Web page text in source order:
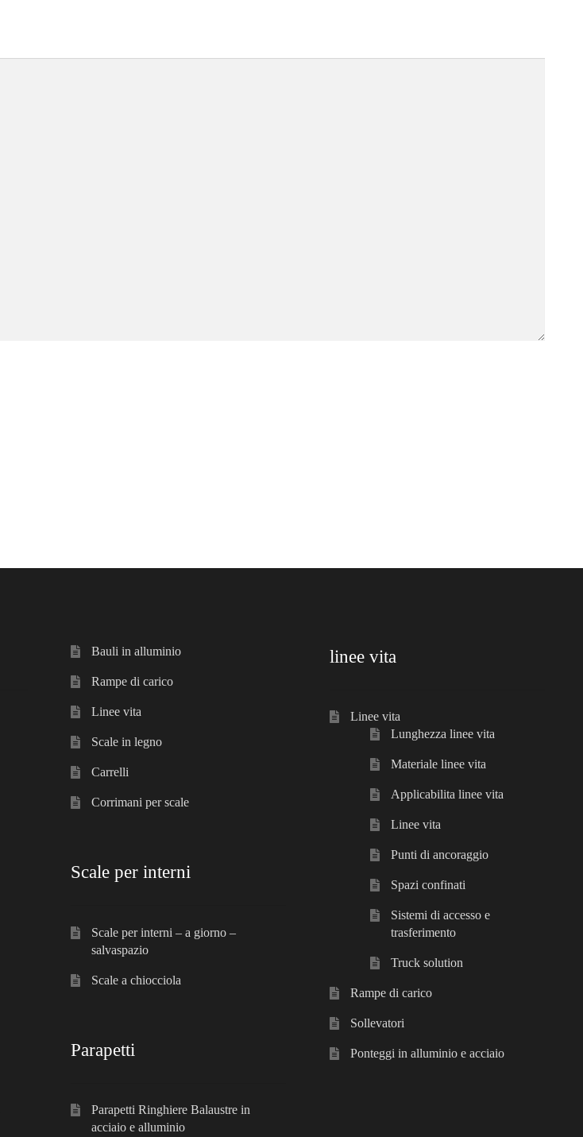
Bauli in alluminio
Rampe di carico
Linee vita
Scale in legno
Carrelli
Corrimani per scale
Scale per interni
Scale per interni – a giorno –
salvaspazio
Scale a chiocciola
Parapetti
Parapetti Ringhiere Balaustre in
acciaio e alluminio
linee vita
Linee vita
Lunghezza linee vita
Materiale linee vita
Applicabilita linee vita
Linee vita
Punti di ancoraggio
Spazi confinati
Sistemi di accesso e
trasferimento
Truck solution
Rampe di carico
Sollevatori
Ponteggi in alluminio e acciaio